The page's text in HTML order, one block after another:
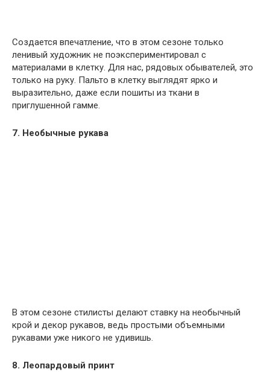
Создается впечатление, что в этом сезоне только
ленивый художник не поэкспериментировал с
материалами в клетку. Для нас, рядовых обывателей, это
только на руку. Пальто в клетку выглядят ярко и
выразительно, даже если пошиты из ткани в
приглушенной гамме.
7. Необычные рукава
В этом сезоне стилисты делают ставку на необычный
крой и декор рукавов, ведь простыми объемными
рукавами уже никого не удивишь.
8. Леопардовый принт